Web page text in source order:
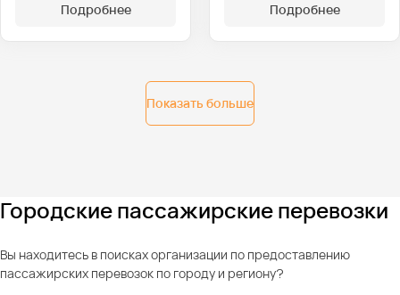
Подробнее
Подробнее
Показать больше
Городские пассажирские перевозки
Вы находитесь в поисках организации по предоставлению
пассажирских перевозок по городу и региону?